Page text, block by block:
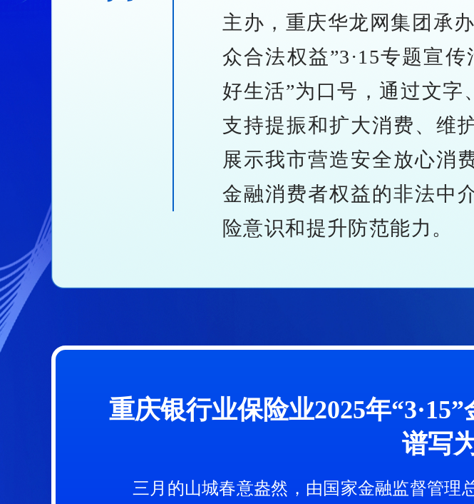
主办，重庆华龙网集团承
众合法权益”3·15专题宣
好生活”为口号，通过文
支持提振和扩大消费、维
展示我市营造安全放心消
金融消费者权益的非法中
险意识和提升防范能力。
重庆银行业保险业2025年
谱写
三月的山城春意盎然，由国家金融监督管理
暖心服务精准送达 工行两路口支行开展“银发
金融知识进社区 工行重庆江津支行“雷锋志愿